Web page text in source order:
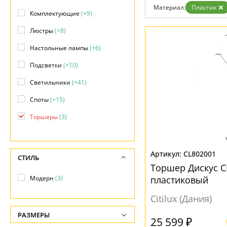
Возврат
Отзывы
Установка
Дизайнерам
Бренды
Контакты
Материал: Пластик
CL802001
Торшер Дискус
пластиковый
Citilux (Дания)
25 599 ₽
Комплектующие(+9)
Люстры(+8)
Настольные лампы(+6)
Подсветки (+10)
Светильники (+41)
Споты(+15)
Торшеры(3)
СТИЛЬ
Модерн (3)
РАЗМЕРЫ